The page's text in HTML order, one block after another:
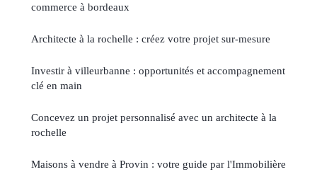
commerce à bordeaux
Architecte à la rochelle : créez votre projet sur-mesure
Investir à villeurbanne : opportunités et accompagnement
clé en main
Concevez un projet personnalisé avec un architecte à la
rochelle
Maisons à vendre à Provin : votre guide par l'Immobilière